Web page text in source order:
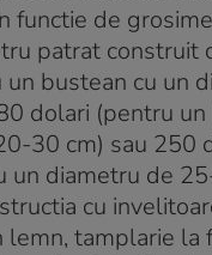
functie de
patrat construit
bustean cu un
dolari (pentru un
30 cm) sau 250
un diametru de
cu
lemn, tamplarie la